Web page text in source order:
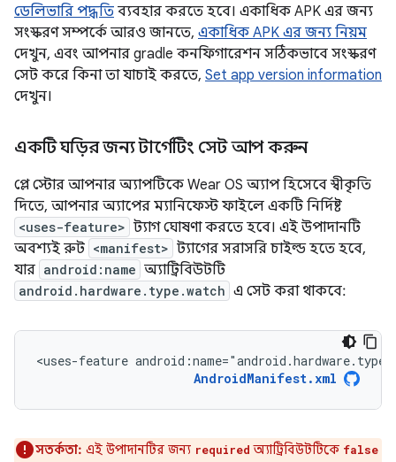
ডেলিভারি পদ্ধতি ব্যবহার করতে হবে। একাধিক APK এর জন্য
সংস্করণ সম্পর্কে আরও জানতে, একাধিক APK এর জন্য নিয়ম
দেখুন, এবং আপনার gradle কনফিগারেশন সঠিকভাবে সংস্করণ
সেট করে কিনা তা যাচাই করতে, Set app version information
দেখুন।
একটি ঘড়ির জন্য টার্গেটিং সেট আপ করুন
প্লে স্টোর আপনার অ্যাপটিকে Wear OS অ্যাপ হিসেবে স্বীকৃতি
দিতে, আপনার অ্যাপের ম্যানিফেস্ট ফাইলে একটি নির্দিষ্ট
<uses-feature> ট্যাগ ঘোষণা করতে হবে। এই উপাদানটি
অবশ্যই রুট <manifest> ট্যাগের সরাসরি চাইল্ড হতে হবে,
যার android:name অ্যাট্রিবিউটটি
android.hardware.type.watch এ সেট করা থাকবে:
<uses-feature
AndroidManifest.xml
সতর্কতা: এই উপাদানটির জন্য required অ্যাট্রিবিউটটিকে false